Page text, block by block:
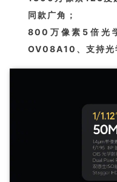
同款广角；
800万像素5倍光
OV08A10、支持光